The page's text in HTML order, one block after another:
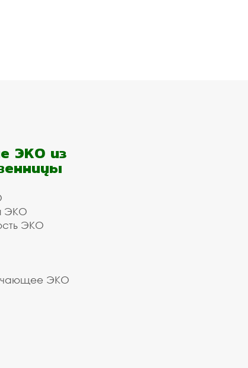
ЭКО из
ЭКО
ЭКО
ЭКО